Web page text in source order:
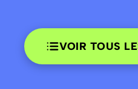
VOIR TOUS